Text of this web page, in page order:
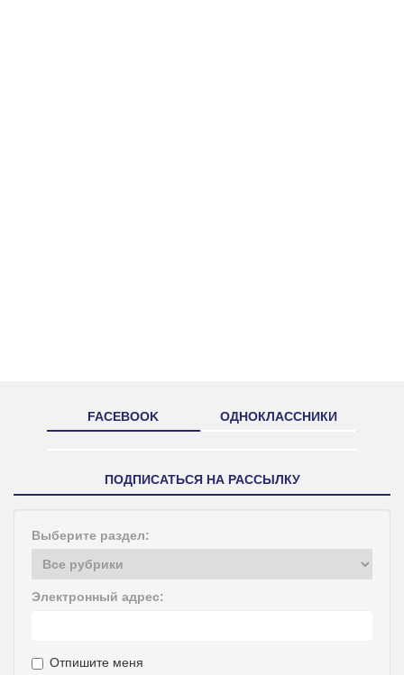
FACEBOOK ОДНОКЛАССНИКИ
ПОДПИСАТЬСЯ НА РАССЫЛКУ
Выберите раздел:
Электронный адрес:
Отпишите меня